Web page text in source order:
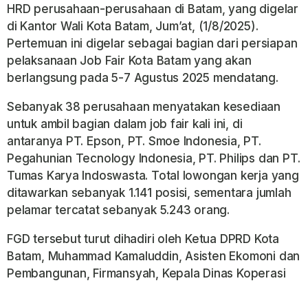
HRD perusahaan-perusahaan di Batam, yang digelar
di Kantor Wali Kota Batam, Jum’at, (1/8/2025).
Pertemuan ini digelar sebagai bagian dari persiapan
pelaksanaan Job Fair Kota Batam yang akan
berlangsung pada 5-7 Agustus 2025 mendatang.
Sebanyak 38 perusahaan menyatakan kesediaan
untuk ambil bagian dalam job fair kali ini, di
antaranya PT. Epson, PT. Smoe Indonesia, PT.
Pegahunian Tecnology Indonesia, PT. Philips dan PT.
Tumas Karya Indoswasta. Total lowongan kerja yang
ditawarkan sebanyak 1.141 posisi, sementara jumlah
pelamar tercatat sebanyak 5.243 orang.
FGD tersebut turut dihadiri oleh Ketua DPRD Kota
Batam, Muhammad Kamaluddin, Asisten Ekomoni dan
Pembangunan, Firmansyah, Kepala Dinas Koperasi